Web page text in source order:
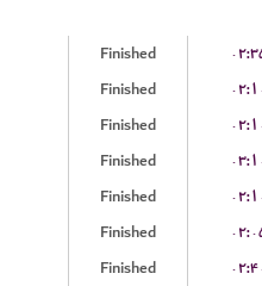
Finished
Finished
Finished
Finished
Finished
Finished
Finished